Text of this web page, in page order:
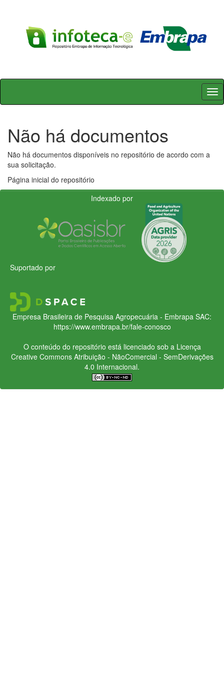
Skip
Não há documentos
Não há documentos disponíveis no repositório de acordo com a
sua solicitação.
Página inicial do repositório
Indexado por
Suportado por
Empresa Brasileira de Pesquisa Agropecuária - Embrapa SAC:
https://www.embrapa.br/fale-conosco
O conteúdo do repositório está licenciado sob a Licença
Creative CommonsAtribuição - NãoComercial - SemDerivações
4.0 Internacional.